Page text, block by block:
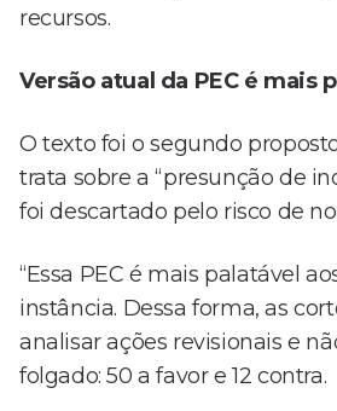
recursos.
Versão atual da PEC é mais
O texto foi o segundo
trata sobre a “presunção de
foi descartado pelo risco de
“Essa PEC é mais palatável
instância. Dessa forma, as
analisar ações revisionais e
folgado: 50 a favor e 12 contra.